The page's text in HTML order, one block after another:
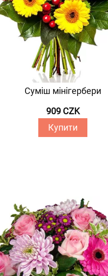
Суміш мінігербери
909 CZK
Купити